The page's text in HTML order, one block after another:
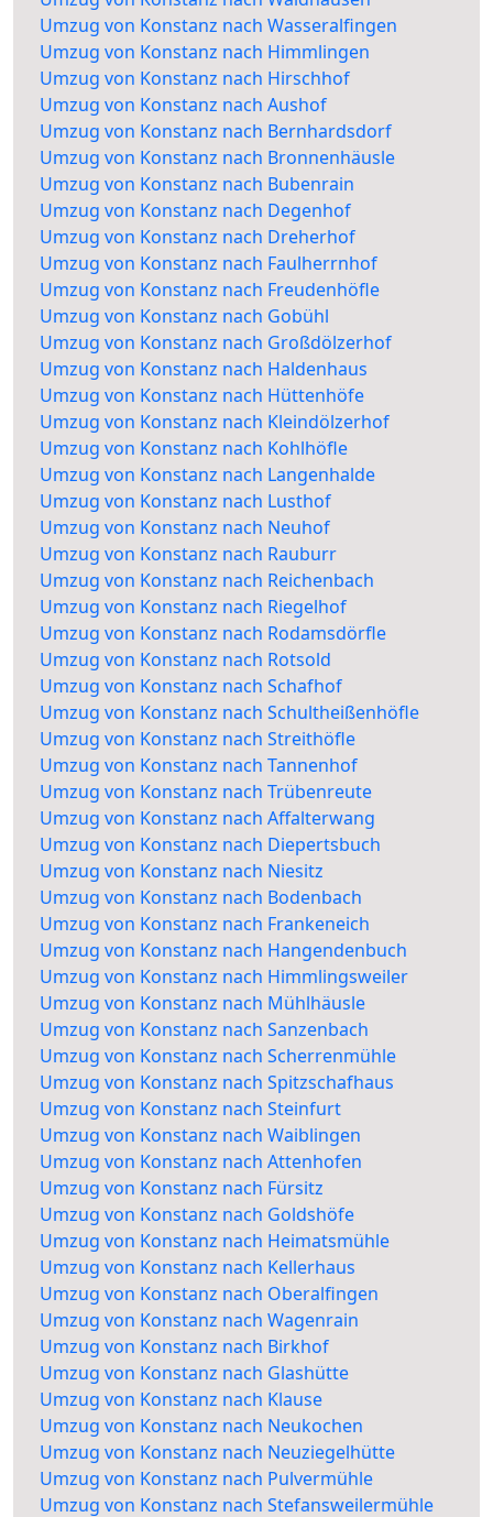
Umzug von Konstanz nach Wasseralfingen
Umzug von Konstanz nach Himmlingen
Umzug von Konstanz nach Hirschhof
Umzug von Konstanz nach Aushof
Umzug von Konstanz nach Bernhardsdorf
Umzug von Konstanz nach Bronnenhäusle
Umzug von Konstanz nach Bubenrain
Umzug von Konstanz nach Degenhof
Umzug von Konstanz nach Dreherhof
Umzug von Konstanz nach Faulherrnhof
Umzug von Konstanz nach Freudenhöfle
Umzug von Konstanz nach Gobühl
Umzug von Konstanz nach Großdölzerhof
Umzug von Konstanz nach Haldenhaus
Umzug von Konstanz nach Hüttenhöfe
Umzug von Konstanz nach Kleindölzerhof
Umzug von Konstanz nach Kohlhöfle
Umzug von Konstanz nach Langenhalde
Umzug von Konstanz nach Lusthof
Umzug von Konstanz nach Neuhof
Umzug von Konstanz nach Rauburr
Umzug von Konstanz nach Reichenbach
Umzug von Konstanz nach Riegelhof
Umzug von Konstanz nach Rodamsdörfle
Umzug von Konstanz nach Rotsold
Umzug von Konstanz nach Schafhof
Umzug von Konstanz nach Schultheißenhöfle
Umzug von Konstanz nach Streithöfle
Umzug von Konstanz nach Tannenhof
Umzug von Konstanz nach Trübenreute
Umzug von Konstanz nach Affalterwang
Umzug von Konstanz nach Diepertsbuch
Umzug von Konstanz nach Niesitz
Umzug von Konstanz nach Bodenbach
Umzug von Konstanz nach Frankeneich
Umzug von Konstanz nach Hangendenbuch
Umzug von Konstanz nach Himmlingsweiler
Umzug von Konstanz nach Mühlhäusle
Umzug von Konstanz nach Sanzenbach
Umzug von Konstanz nach Scherrenmühle
Umzug von Konstanz nach Spitzschafhaus
Umzug von Konstanz nach Steinfurt
Umzug von Konstanz nach Waiblingen
Umzug von Konstanz nach Attenhofen
Umzug von Konstanz nach Fürsitz
Umzug von Konstanz nach Goldshöfe
Umzug von Konstanz nach Heimatsmühle
Umzug von Konstanz nach Kellerhaus
Umzug von Konstanz nach Oberalfingen
Umzug von Konstanz nach Wagenrain
Umzug von Konstanz nach Birkhof
Umzug von Konstanz nach Glashütte
Umzug von Konstanz nach Klause
Umzug von Konstanz nach Neukochen
Umzug von Konstanz nach Neuziegelhütte
Umzug von Konstanz nach Pulvermühle
Umzug von Konstanz nach Stefansweilermühle